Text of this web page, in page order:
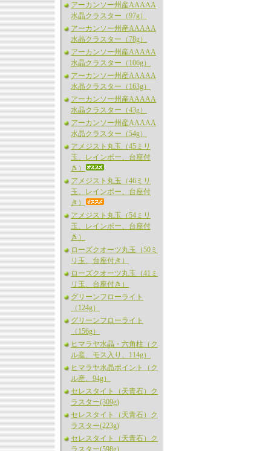
アーカンソー州産AAAAA
水晶クラスター（97g）
アーカンソー州産AAAAA
水晶クラスター（78g）
アーカンソー州産AAAAA
水晶クラスター（106g）
アーカンソー州産AAAAA
水晶クラスター（163g）
アーカンソー州産AAAAA
水晶クラスター（43g）
アーカンソー州産AAAAA
水晶クラスター（54g）
アメジスト丸玉（45ミリ
玉、レインボー、台座付
き）
アメジスト丸玉（46ミリ
玉、レインボー、台座付
き）
アメジスト丸玉（54ミリ
玉、レインボー、台座付
き）
ローズクオーツ丸玉（50ミ
リ玉、台座付き）
ローズクオーツ丸玉（41ミ
リ玉、台座付き）
グリーンフローライト
（124g）
グリーンフローライト
（156g）
ヒマラヤ水晶・六角柱（ク
ル産、モス入り、114g）
ヒマラヤ水晶ポイント（ク
ル産、94g）
セレスタイト（天青石）ク
ラスター(309g)
セレスタイト（天青石）ク
ラスター(223g)
セレスタイト（天青石）ク
ラスター(598g)